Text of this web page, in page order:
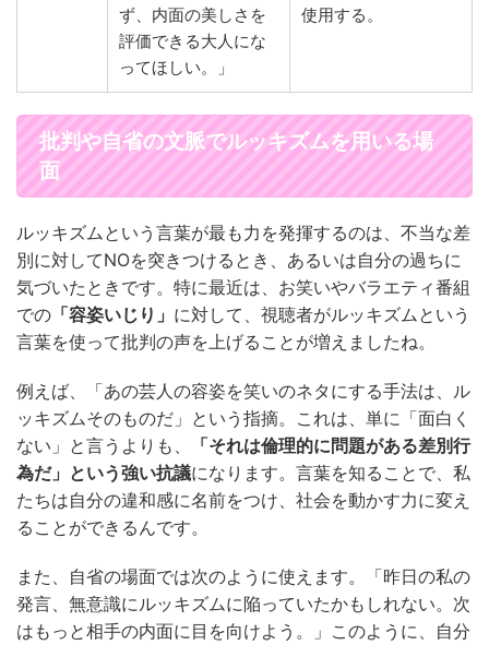
ず、内面の美しさを
評価できる大人にな
ってほしい。」
使用する。
批判や自省の文脈でルッキズムを用いる場
面
ルッキズムという言葉が最も力を発揮するのは、不当な差
別に対してNOを突きつけるとき、あるいは自分の過ちに
気づいたときです。特に最近は、お笑いやバラエティ番組
での 「容姿いじり」 に対して、視聴者がルッキズムという
言葉を使って批判の声を上げることが増えましたね。
例えば、「あの芸人の容姿を笑いのネタにする手法は、ル
ッキズムそのものだ」という指摘。これは、単に「面白く
ない」と言うよりも、
「それは倫理的に問題がある差別行
為だ」という強い抗議になります。言葉を知ることで、私
たちは自分の違和感に名前をつけ、社会を動かす力に変え
ることができるんです。
また、自省の場面では次のように使えます。「昨日の私の
発言、無意識にルッキズムに陥っていたかもしれない。次
はもっと相手の内面に目を向けよう。」このように、自分